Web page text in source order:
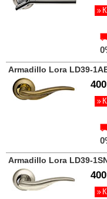
Armadillo Lora LD39-
Armadillo Lora LD39-